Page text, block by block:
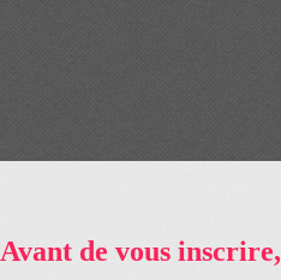
Avant de vous